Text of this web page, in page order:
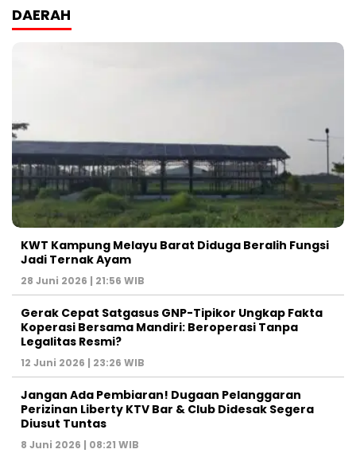
DAERAH
KWT Kampung Melayu Barat Diduga Beralih Fungsi
Jadi Ternak Ayam
28 Juni 2026 | 21:56 WIB
Gerak Cepat Satgasus GNP-Tipikor Ungkap Fakta
Koperasi Bersama Mandiri: Beroperasi Tanpa
Legalitas Resmi?
12 Juni 2026 | 23:26 WIB
Jangan Ada Pembiaran! Dugaan Pelanggaran
Perizinan Liberty KTV Bar & Club Didesak Segera
Diusut Tuntas
8 Juni 2026 | 08:21 WIB